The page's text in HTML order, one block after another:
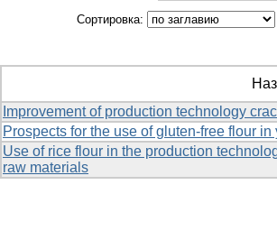
Сортировка:
Improvement of production technology
Prospects for the use of gluten-free flour
Use of rice flour in the production
raw materials